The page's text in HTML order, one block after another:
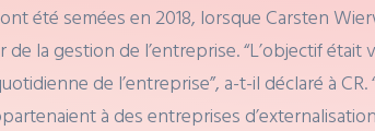
été semées en 2018, lorsque Carsten
de la gestion de l’entreprise. “L’objectif
de l’entreprise”, a-t-il déclaré à
à des entreprises